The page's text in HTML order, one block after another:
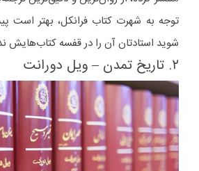
توجه به شهرت کتاب فرانکل، بهتر است
شوید استادتان آن را در قفسه کتاب‌هایش
۲. تاریخ تمدن – ویل دورانت